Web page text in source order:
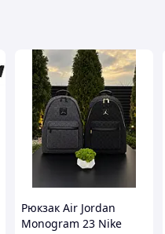
Рюкзак Air Jordan
Monogram 23 Nike